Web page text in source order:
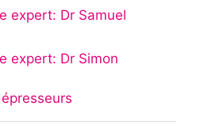
expert: Dr Samuel
expert: Dr Simon